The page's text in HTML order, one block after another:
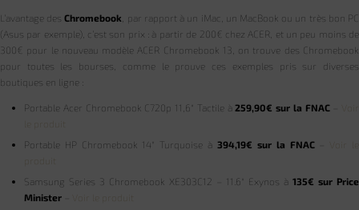
L’avantage desChromebook
, par rapport à un iMac, un MacBook ou un très bon PC
(Asus par exemple), c’est son prix : à partir de 200€ chez ACER, et un peu moins de
300€ pour le nouveau modèle ACER Chromebook 13, on trouve des Chromebook
pour toutes les bourses, comme le prouve ces exemples pris sur diverses
boutiques en ligne :
Portable Acer Chromebook C720p 11,6″ Tactile à259,90€ sur la FNAC–
le produit
Portable HP Chromebook 14″ Turquoise à 394,19€ sur la FNAC–
produit
Samsung Series 3 Chromebook XE303C12 – 11.6″ Exynos à 135€ sur Price
Minister
Voir le produit